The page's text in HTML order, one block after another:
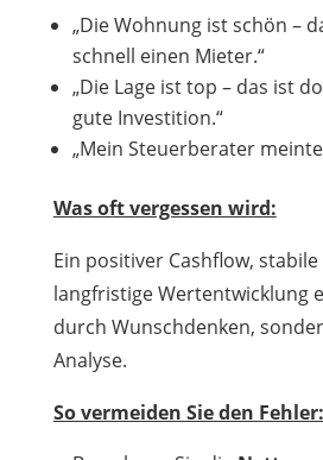
„Die Wohnung ist schön –
schnell einen Mieter.“
„Die Lage ist top – das ist
gute Investition.“
„Mein Steuerberater
Was oft vergessen wird:
Ein positiver Cashflow,
langfristige Wertentwicklung
durch Wunschdenken,
Analyse.
So vermeiden Sie den Fehler: